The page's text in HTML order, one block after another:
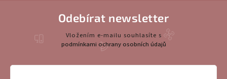
Odebírat newsletter
Vložením e-mailu souhlasíte s
podmínkami ochrany osobních údajů